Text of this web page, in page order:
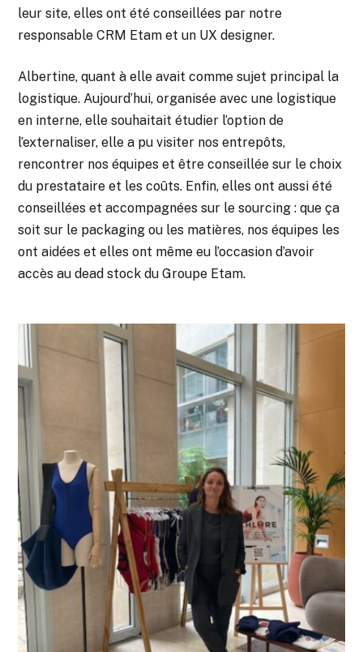
leur site, elles ont été conseillées par notre
responsable CRM Etam et un UX designer.
Albertine, quant à elle avait comme sujet principal la
logistique. Aujourd’hui, organisée avec une logistique
en interne, elle souhaitait étudier l’option de
l’externaliser, elle a pu visiter nos entrepôts,
rencontrer nos équipes et être conseillée sur le choix
du prestataire et les coûts. Enfin, elles ont aussi été
conseillées et accompagnées sur le sourcing : que ça
soit sur le packaging ou les matières, nos équipes les
ont aidées et elles ont même eu l’occasion d’avoir
accès au dead stock du Groupe Etam.